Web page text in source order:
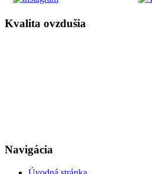
Kvalita ovzdušia
Navigácia